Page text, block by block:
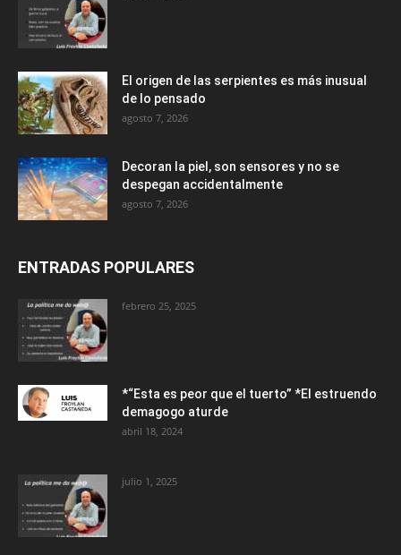
El origen de las serpientes es más inusual
de lo pensado
agosto 7, 2026
Decoran la piel, son sensores y no se
despegan accidentalmente
agosto 7, 2026
ENTRADAS POPULARES
febrero 25, 2025
*“Esta es peor que el tuerto” *El estruendo
demagogo aturde
abril 18, 2024
julio 1, 2025